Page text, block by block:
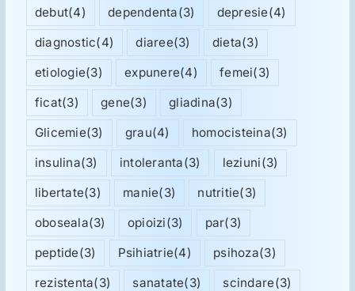
debut(4) dependenta(3) depresie(4)
diagnostic(4) diaree(3) dieta(3)
etiologie(3) expunere(4) femei(3)
ficat(3) gene(3) gliadina(3)
Glicemie(3) grau(4) homocisteina(3)
insulina(3) intoleranta(3) leziuni(3)
libertate(3) manie(3) nutritie(3)
oboseala(3) opioizi(3) par(3)
peptide(3) Psihiatrie(4) psihoza(3)
rezistenta(3) sanatate(3) scindare(3)